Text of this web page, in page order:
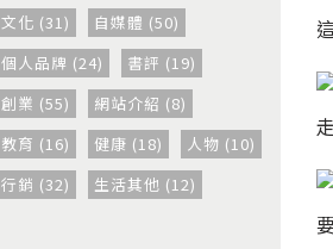
文化 (31)
自媒體 (50)
個人品牌 (24)
書評 (19)
創業 (55)
網站介紹 (8)
教育 (16)
健康 (18)
人物 (10)
行銷 (32)
生活其他 (12)